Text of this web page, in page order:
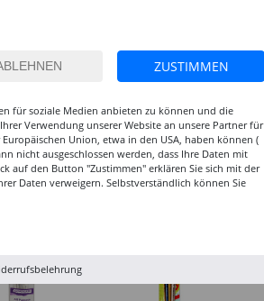
ZUSTIMMEN
für soziale Medien anbieten zu können und die
Verwendung unserer Website an unsere Partner für
Union, etwa in den USA, haben können (
nicht ausgeschlossen werden, dass Ihre Daten mit
auf den Button "Zustimmen" erklären Sie sich mit der
Daten verweigern. Selbstverständlich können Sie